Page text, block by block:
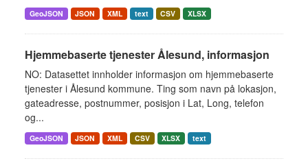
GeoJSON JSON XML text CSV XLSX
Hjemmebaserte tjenester Ålesund, informasjon
NO: Datasettet innholder informasjon om hjemmebaserte
tjenester i Ålesund kommune. Ting som navn på lokasjon,
gateadresse, postnummer, posisjon i Lat, Long, telefon
og...
GeoJSON JSON XML CSV XLSX text